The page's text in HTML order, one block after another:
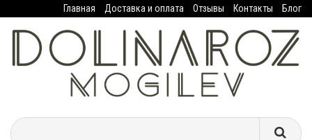
Главная Доставка и оплата Отзывы Контакты Блог